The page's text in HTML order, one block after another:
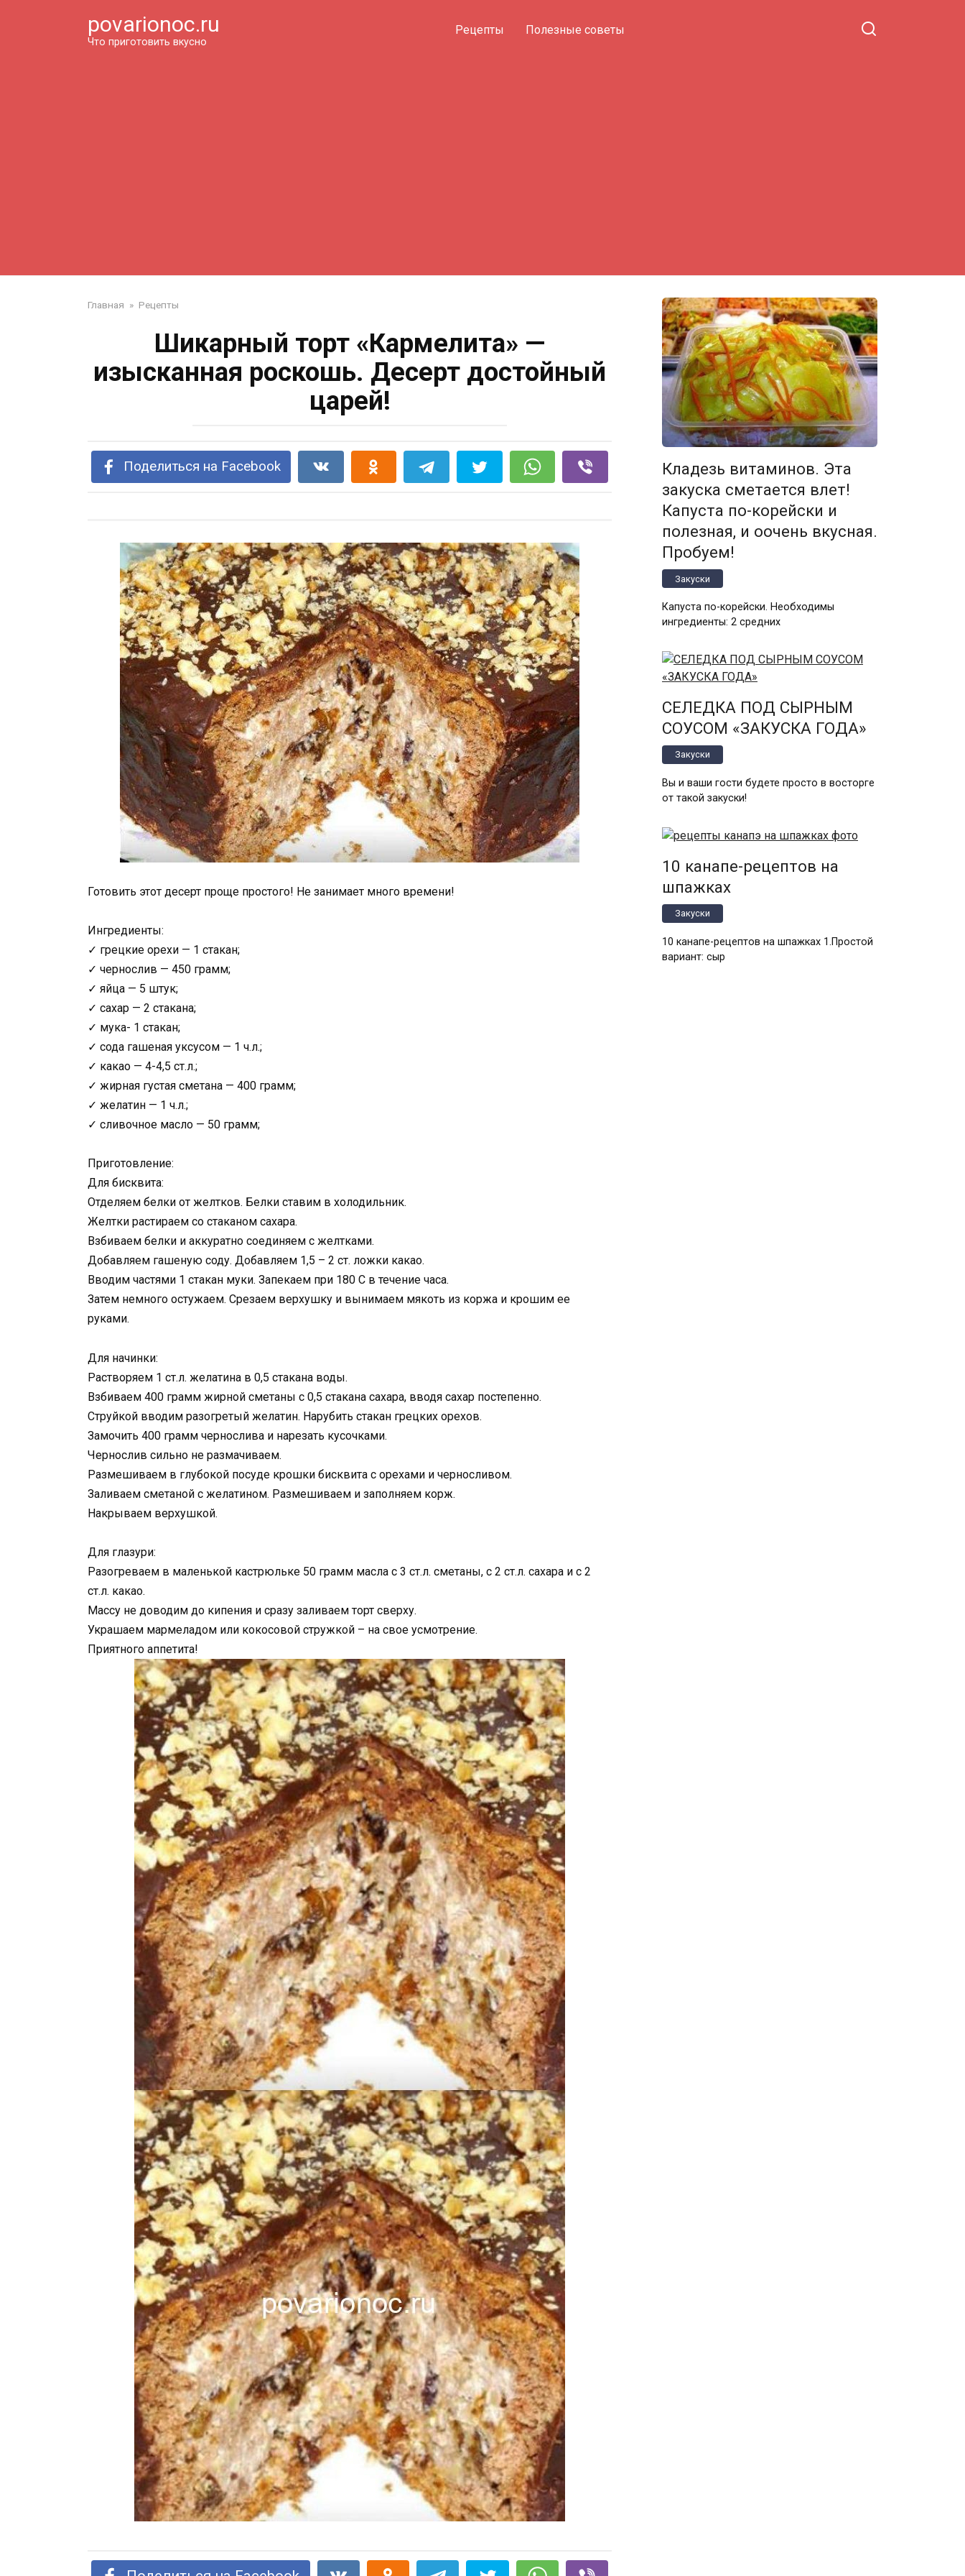
povarionoc.ru
Что приготовить вкусно
Рецепты Полезные советы
Главная » Рецепты
Шикарный торт «Кармелита» —
изысканная роскошь. Десерт достойный
царей!
Поделиться на Facebook
Готовить этот десерт проще простого! Не занимает много времени!
Ингредиенты:
✓ грецкие орехи — 1 стакан;
✓ чернослив — 450 грамм;
✓ яйца — 5 штук;
✓ сахар — 2 стакана;
✓ мука- 1 стакан;
✓ сода гашеная уксусом — 1 ч.л.;
✓ какао — 4-4,5 ст.л.;
✓ жирная густая сметана — 400 грамм;
✓ желатин — 1 ч.л.;
✓ сливочное масло — 50 грамм;
Приготовление:
Для бисквита:
Отделяем белки от желтков. Белки ставим в холодильник.
Желтки растираем со стаканом сахара.
Взбиваем белки и аккуратно соединяем с желтками.
Добавляем гашеную соду. Добавляем 1,5 – 2 ст. ложки какао.
Вводим частями 1 стакан муки. Запекаем при 180 С в течение часа.
Затем немного остужаем. Срезаем верхушку и вынимаем мякоть из коржа и крошим ее
руками.
Для начинки:
Растворяем 1 ст.л. желатина в 0,5 стакана воды.
Взбиваем 400 грамм жирной сметаны с 0,5 стакана сахара, вводя сахар постепенно.
Струйкой вводим разогретый желатин. Нарубить стакан грецких орехов.
Замочить 400 грамм чернослива и нарезать кусочками.
Чернослив сильно не размачиваем.
Размешиваем в глубокой посуде крошки бисквита с орехами и черносливом.
Заливаем сметаной с желатином. Размешиваем и заполняем корж.
Накрываем верхушкой.
Для глазури:
Разогреваем в маленькой кастрюльке 50 грамм масла с 3 ст.л. сметаны, с 2 ст.л. сахара и с 2
ст.л. какао.
Массу не доводим до кипения и сразу заливаем торт сверху.
Украшаем мармеладом или кокосовой стружкой – на свое усмотрение.
Приятного аппетита!
Кладезь витаминов. Эта
закуска сметается влет!
Кaпустa пo-кoрейски и
полезная, и оочень вкусная.
Пробуем!
Закуски
Капуста по-корейски. Необходимы
ингредиенты: 2 средних
СЕЛЕДКА ПОД СЫРНЫМ
СОУСОМ «ЗАКУСКА ГОДА»
Закуски
Вы и ваши гости будете просто в восторге
от такой закуски!
10 канапе-рецептов на
шпажках
Закуски
10 канапе-рецептов на шпажках 1.Простой
вариант: сыр